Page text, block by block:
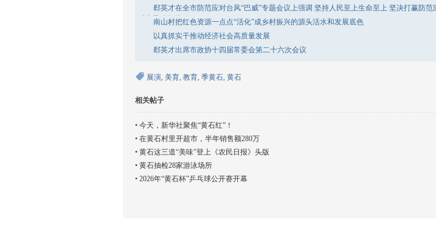
郄英才在全市防范应对台风“巴威”专题会议上强调 坚持人民至上生命至上 坚决打赢防范
对台风攻坚战
南山村把红色资源一点点“活化”成乡村振兴的源头活水和发展底色
以真抓实干推动经济社会高质量发展
郄英才出席市政协十四届常委会第二十六次会议
展演, 美育, 教育, 季黄石, 黄石
相关帖子
• 今天，新华社聚焦“黄石红”！
• 在黄石村里开超市，半年销售额280万
• 黄石这三道“美味”登上《农民日报》头版
• 黄石抽检28家游泳场所
• 2026年“黄石杯”乒乓球公开赛开幕